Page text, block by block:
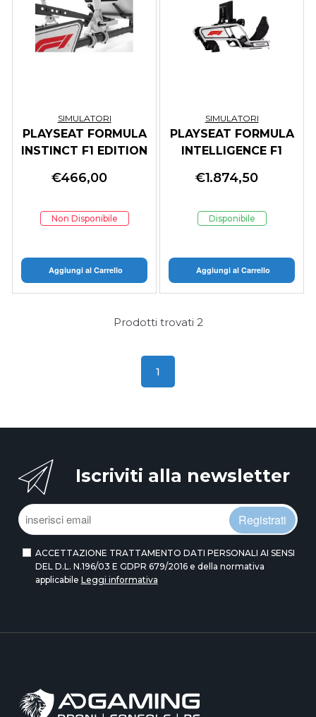
SIMULATORI
PLAYSEAT FORMULA
INSTINCT F1 EDITION
€466,00
Non Disponibile
Aggiungi al Carrello
SIMULATORI
PLAYSEAT FORMULA
INTELLIGENCE F1
€1.874,50
Disponibile
Aggiungi al Carrello
Prodotti trovati 2
1
Iscriviti alla newsletter
Registrati
ACCETTAZIONE TRATTAMENTO DATI PERSONALI AI SENSI
DEL D.L. N.196/03 E GDPR 679/2016 e della normativa
applicabile Leggi informativa